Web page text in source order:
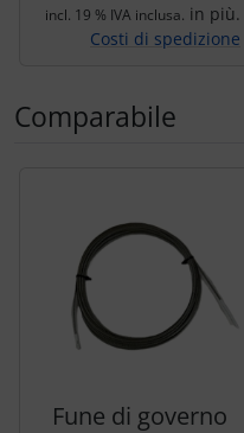
incl. 19 % IVA inclusa. in più.
Costi di spedizione
Comparabile
Fune di governo